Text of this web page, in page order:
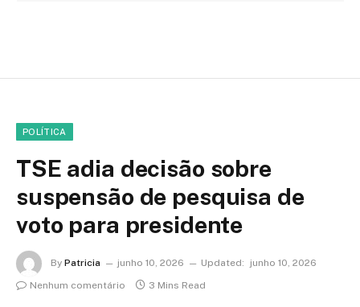
POLÍTICA
TSE adia decisão sobre
suspensão de pesquisa de
voto para presidente
By Patricia junho 10, 2026 Updated:
junho 10, 2026
Nenhum comentário
3 Mins Read